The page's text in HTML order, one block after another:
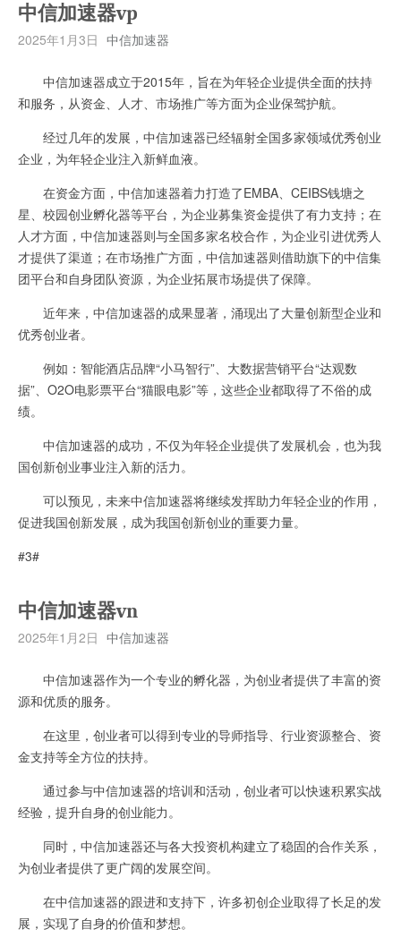
中信加速器vp
2025年1月3日 中信加速器
中信加速器成立于2015年，旨在为年轻企业提供全面的扶持
和服务，从资金、人才、市场推广等方面为企业保驾护航。
经过几年的发展，中信加速器已经辐射全国多家领域优秀创业
企业，为年轻企业注入新鲜血液。
在资金方面，中信加速器着力打造了EMBA、CEIBS钱塘之
星、校园创业孵化器等平台，为企业募集资金提供了有力支持；在
人才方面，中信加速器则与全国多家名校合作，为企业引进优秀人
才提供了渠道；在市场推广方面，中信加速器则借助旗下的中信集
团平台和自身团队资源，为企业拓展市场提供了保障。
近年来，中信加速器的成果显著，涌现出了大量创新型企业和
优秀创业者。
例如：智能酒店品牌“小马智行”、大数据营销平台“达观数
据”、O2O电影票平台“猫眼电影”等，这些企业都取得了不俗的成
绩。
中信加速器的成功，不仅为年轻企业提供了发展机会，也为我
国创新创业事业注入新的活力。
可以预见，未来中信加速器将继续发挥助力年轻企业的作用，
促进我国创新发展，成为我国创新创业的重要力量。
#3#
中信加速器vn
2025年1月2日 中信加速器
中信加速器作为一个专业的孵化器，为创业者提供了丰富的资
源和优质的服务。
在这里，创业者可以得到专业的导师指导、行业资源整合、资
金支持等全方位的扶持。
通过参与中信加速器的培训和活动，创业者可以快速积累实战
经验，提升自身的创业能力。
同时，中信加速器还与各大投资机构建立了稳固的合作关系，
为创业者提供了更广阔的发展空间。
在中信加速器的跟进和支持下，许多初创企业取得了长足的发
展，实现了自身的价值和梦想。